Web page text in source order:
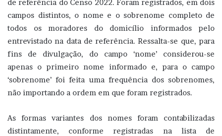
de referência do Censo 2022. Foram registrados, em dois
campos distintos, o nome e o sobrenome completo de
todos os moradores do domicílio informados pelo
entrevistado na data de referência. Ressalta-se que, para
fins de divulgação, do campo ‘nome’ considerou-se
apenas o primeiro nome informado e, para o campo
‘sobrenome’ foi feita uma frequência dos sobrenomes,
não importando a ordem em que foram registrados.
As formas variantes dos nomes foram contabilizadas
distintamente, conforme registradas na lista de